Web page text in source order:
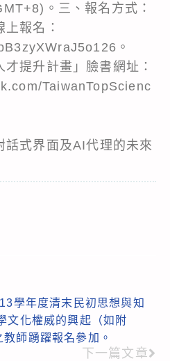
。三、報名方式：
報名：
。
提升計畫」臉書網址：
TaiwanTopScienc
話式界面及AI代理的未來
學年度清末民初思想與知
文化權威的興起（如附
師踴躍報名參加。
下一篇文章